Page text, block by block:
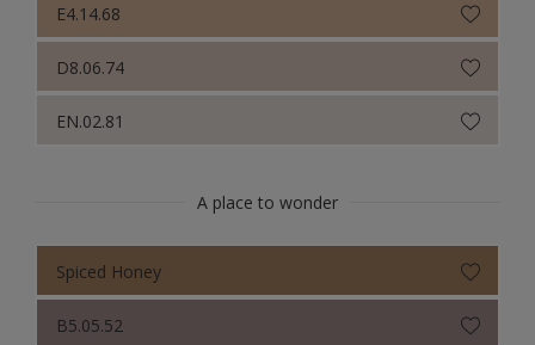
E4.14.68
D8.06.74
EN.02.81
A place to wonder
Spiced Honey
B5.05.52